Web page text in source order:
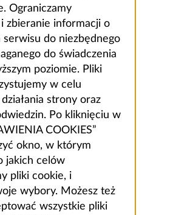
Ograniczamy
zbieranie informacji o
serwisu do niezbędnego
do świadczenia
poziomie. Pliki
w celu
strony oraz
Po kliknięciu w
COOKIES”
okno, w którym
jakich celów
pliki cookie, i
wybory. Możesz też
wszystkie pliki